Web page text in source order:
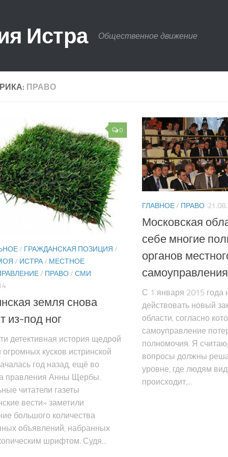
Истра Общественное движение
ПРАВО
0
/ ГРАЖДАНСКАЯ ПОЗИЦИЯ/
/ ИСТРА/ МЕСТНОЕ
/ ПРАВО/СМИ
земля снова
из-под ног
детективная история щедрой
огромных кусков истринской
год назад, ещё во
правления Анны Щербы.
читатели газеты
вести» заметили
большого количества
объявлений, набранных
шрифтом. Судя...
ГЛАВНОЕ/ ПРАВО
Московская
себе многие
органов
самоуправления
С 1 января 2015 года
действовать новый
области, согласно
самоуправление
полномочия. Я
вопросы должны
уровне, где людям
происходит,...